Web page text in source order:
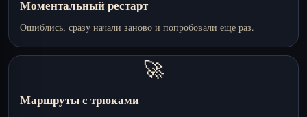
Моментальный рестарт
Ошиблись, сразу начали заново и попробовали еще раз.
🚀
Маршруты с трюками